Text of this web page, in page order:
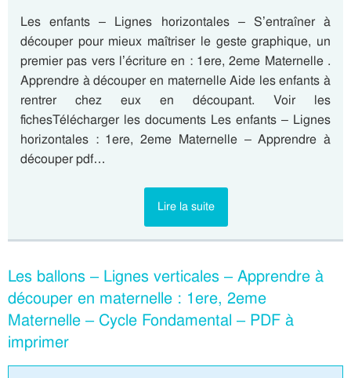
Les enfants – Lignes horizontales – S’entraîner à
découper pour mieux maîtriser le geste graphique, un
premier pas vers l’écriture en : 1ere, 2eme Maternelle .
Apprendre à découper en maternelle Aide les enfants à
rentrer chez eux en découpant. Voir les
fichesTélécharger les documents Les enfants – Lignes
horizontales : 1ere, 2eme Maternelle – Apprendre à
découper pdf…
Lire la suite
Les ballons – Lignes verticales – Apprendre à
découper en maternelle : 1ere, 2eme
Maternelle – Cycle Fondamental – PDF à
imprimer